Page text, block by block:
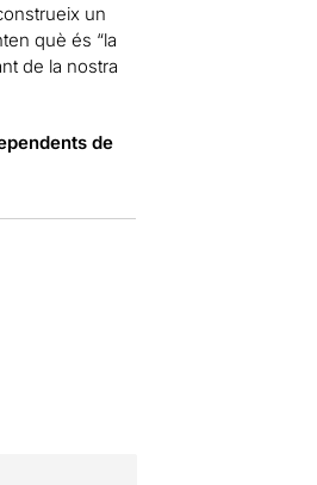
un
què és “la
de la nostra
de